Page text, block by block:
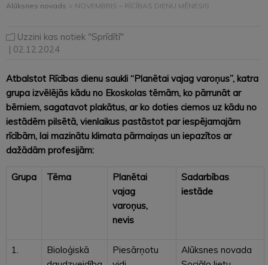
Alūksnes novads > NOVEMBRIS – RĪCĪBAS DIENU MĒNESIS
Uzzini kas notiek "Sprīdītī"
| 02.12.2024
Atbalstot Rīcības dienu saukli “Planētai vajag varoņus”, katra
grupa izvēlējās kādu no Ekoskolas tēmām, ko pārrunāt ar
bērniem, sagatavot plakātus, ar ko doties ciemos uz kādu no
iestādēm pilsētā, vienlaikus pastāstot par iespējamajām
rīcībām, lai mazinātu klimata pārmaiņas un iepazītos ar
dažādām profesijām:
Grupa Tēma
Planētai
vajag
varoņus,
nevis
Sadarbības
iestāde
1.
Bioloģiskā
Piesārņotu
Alūksnes novada